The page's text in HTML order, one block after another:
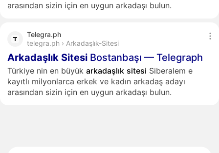
arasından sizin için en uygun arkadaşı bulun.
Telegra.ph
telegra.ph › Arkadaşlık-Sitesi
Arkadaşlık Sitesi Bostanbaşı — Telegraph
Türkiye nin en büyük arkadaşlık sitesi Siberalem e
kayıtlı milyonlarca erkek ve kadın arkadaş adayı
arasından sizin için en uygun arkadaşı bulun.